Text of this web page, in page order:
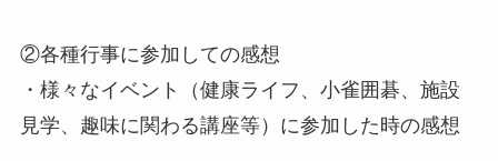
②各種行事に参加しての感想
・様々なイベント（健康ライフ、小雀囲碁、施設
見学、趣味に関わる講座等）に参加した時の感想